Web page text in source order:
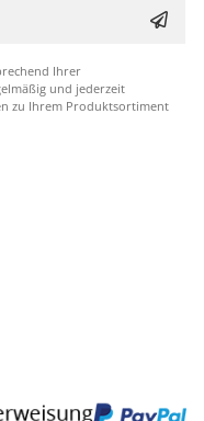
Ihrer
und jederzeit
zu Ihrem Produktsortiment